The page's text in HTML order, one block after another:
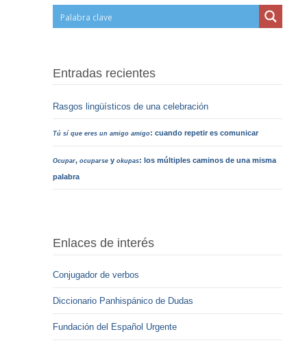
Entradas recientes
Rasgos lingüísticos de una celebración
Tú sí que eres un amigo amigo: cuando repetir es comunicar
Ocupar,ocuparse yokupas: los múltiples caminos de una misma
palabra
Enlaces de interés
Conjugador de verbos
Diccionario Panhispánico de Dudas
Fundación del Español Urgente